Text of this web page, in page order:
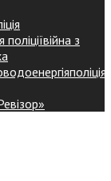
війна з
поліція